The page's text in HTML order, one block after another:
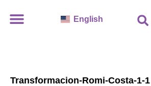
English
Transformacion-Romi-Costa-1-1